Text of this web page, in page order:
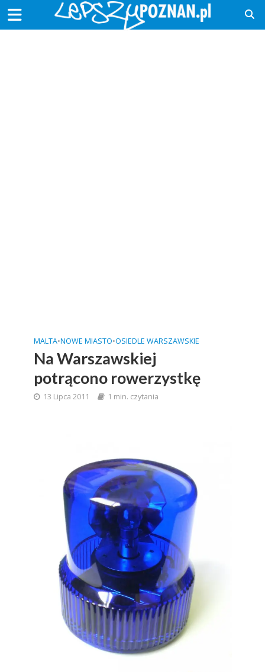
MALTA•NOWE MIASTO•OSIEDLE WARSZAWSKIE
Na Warszawskiej
potrącono rowerzystkę
13 Lipca 2011 1 min. czytania